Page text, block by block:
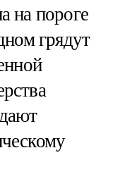
на пороге
грядут